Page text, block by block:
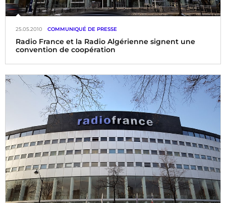
Radio France et la Radio Algérienne signent une
convention de coopération
25.05.2010 COMMUNIQUÉ DE PRESSE
Le Président-directeur général de Radio France et
Président de l’URTI, M. Jean-Luc Hees, et le Directeur
général de la Radio Algérienne, M.